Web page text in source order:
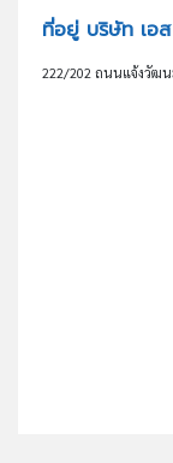
ที่อยู่ บริษัท เอ
222/202 ถนนแจ้งวัฒน